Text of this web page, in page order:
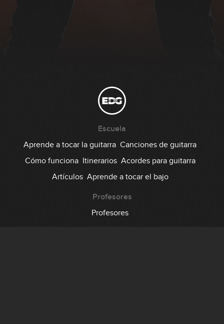
Escuela
Aprende a tocar la guitarra Canciones de guitarra
Cómo funciona Itinerarios Acordes para guitarra
Artículos Aprende a tocar el bajo
Profesores
Profesores